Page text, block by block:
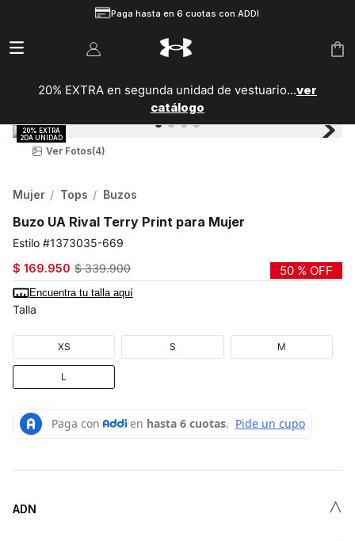
Paga hasta en 6 cuotas con ADDI
20% EXTRA en segunda unidad de vestuario...ver
catálogo
Ver Fotos(4)
Mujer Tops Buzos
Buzo UA Rival Terry Print para Mujer
1373035-669
$ 169.950 $ 339.900 50 % OFF
Encuentra tu talla aquí
Talla
XS S M
L
ADN ˄